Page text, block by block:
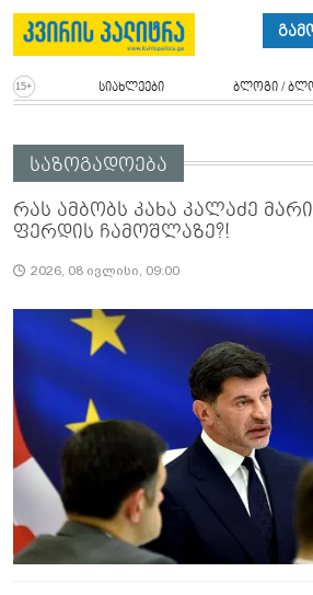
სიახლეები ბლოგი /
საზოგადოება
რას ამბობს კახა კალაძე
ფერდის ჩამოშლაზე?!
2026, 08 ივლისი, 09:00